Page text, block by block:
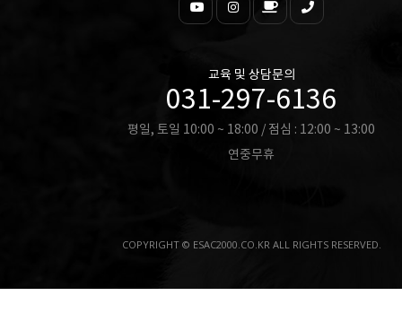
교육 및 상담문의
031-297-6136
평일, 토일 10:00 ~ 18:00 / 점심 : 12:00 ~ 13:00
연중무휴
COPYRIGHT © ESAC2000.CO.KR ALL RIGHTS RESERVED.